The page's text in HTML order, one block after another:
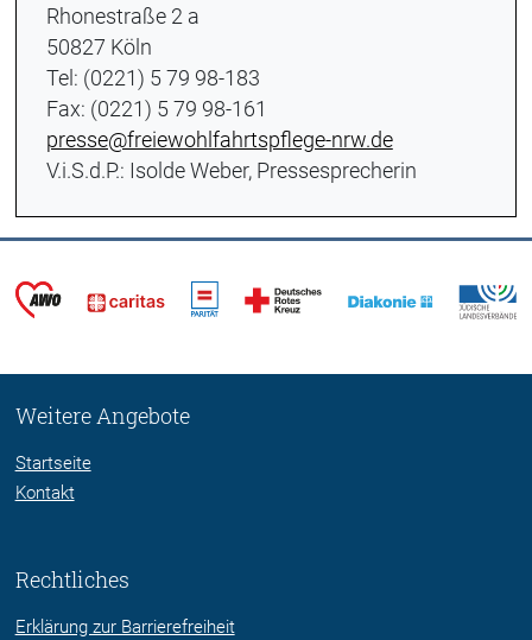
Rhonestraße 2 a
50827 Köln
Tel: (0221) 5 79 98-183
Fax: (0221) 5 79 98-161
presse@freiewohlfahrtspflege-nrw.de
V.i.S.d.P.: Isolde Weber, Pressesprecherin
Weitere Angebote
Startseite
Kontakt
Rechtliches
Erklärung zur Barrierefreiheit